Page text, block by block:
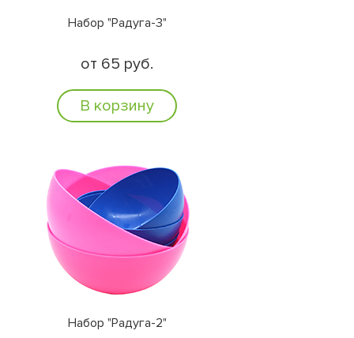
Набор "Радуга-3"
от 65 руб.
В корзину
Набор "Радуга-2"